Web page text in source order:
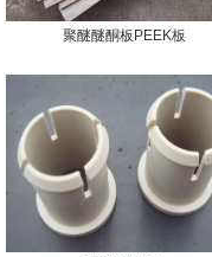
聚醚醚酮板PEEK板